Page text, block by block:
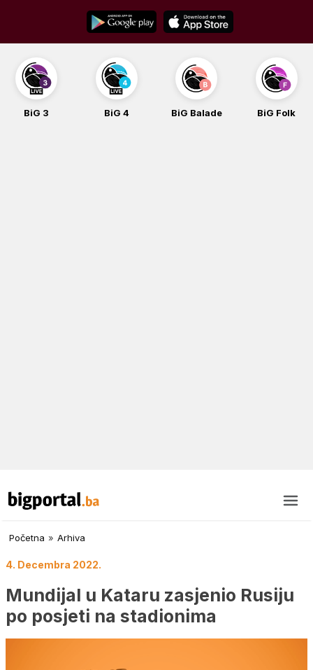
content
BiG 3 BiG 4 BiG Balade BiG Folk
Početna » Arhiva
4. Decembra 2022.
Mundijal u Kataru zasjenio Rusiju
po posjeti na stadionima